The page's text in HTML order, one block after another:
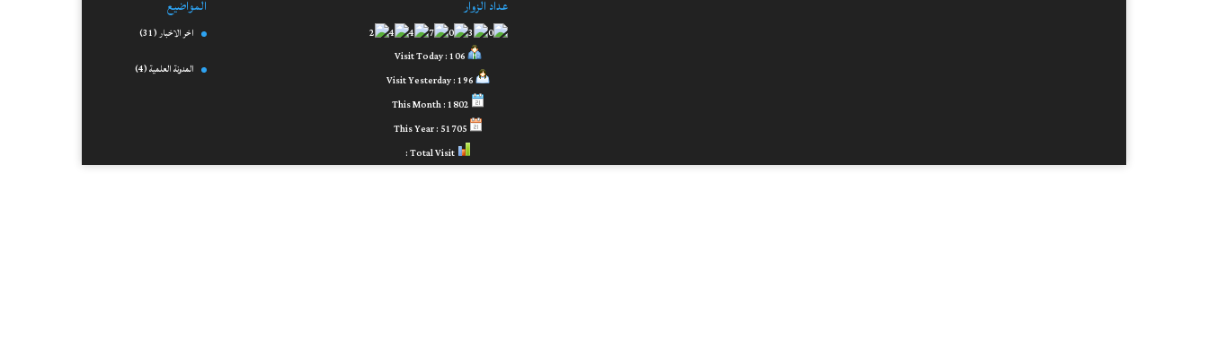
المواضيع
اخر الاخبار(31)
المدونة العلمية(4)
عداد الزوار
Visit Today : 106
Visit Yesterday : 196